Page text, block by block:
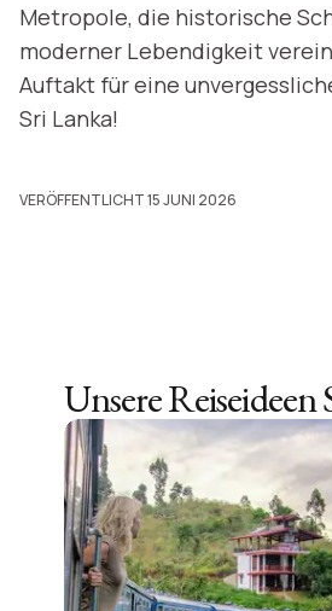
Metropole, die historische
moderner Lebendigkeit
Auftakt für eine
Sri Lanka!
VERÖFFENTLICHT 15 JUNI 2026
Unsere Reiseideen